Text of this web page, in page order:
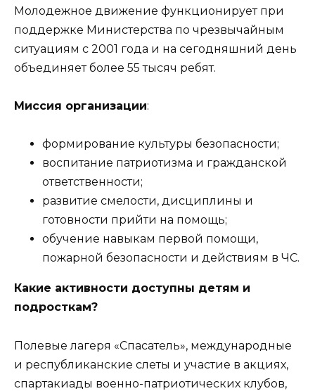
Молодежное движение функционирует при
поддержке Министерства по чрезвычайным
ситуациям с 2001 года и на сегодняшний день
объединяет более 55 тысяч ребят.
Миссия организации:
формирование культуры безопасности;
воспитание патриотизма и гражданской
ответственности;
развитие смелости, дисциплины и
готовности прийти на помощь;
обучение навыкам первой помощи,
пожарной безопасности и действиям в ЧС.
Какие активности доступны детям и
подросткам?
Полевые лагеря «Спасатель», международные
и республиканские слеты и участие в акциях,
спартакиады военно-патриотических клубов,